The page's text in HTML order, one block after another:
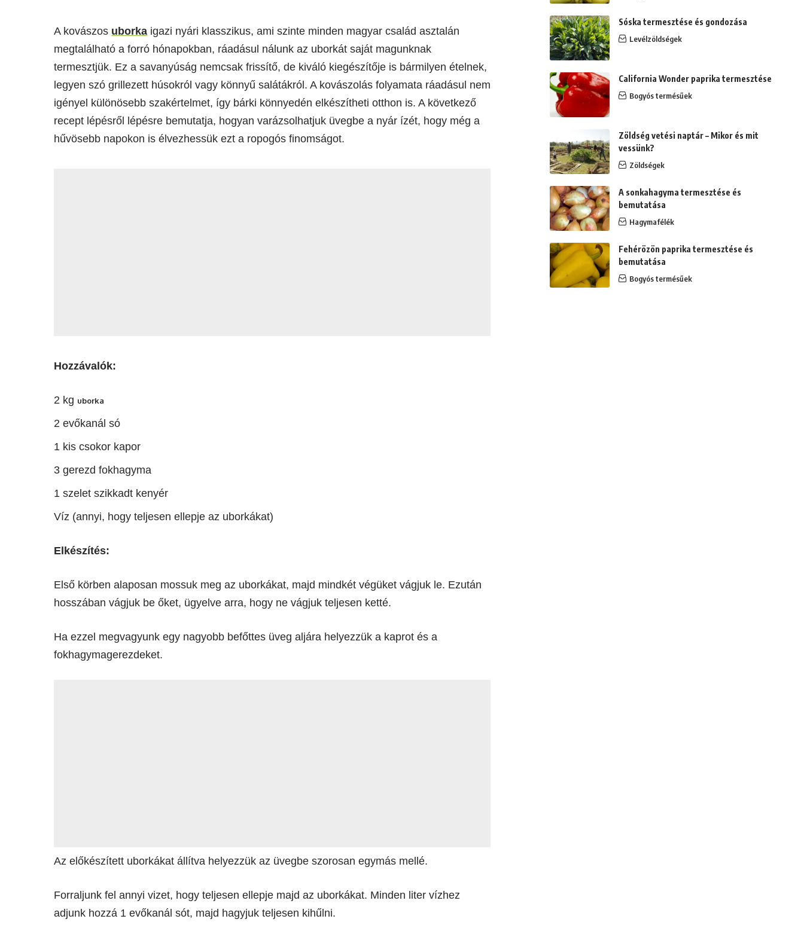
A kovászos uborka igazi nyári klasszikus, ami szinte minden magyar család asztalán
megtalálható a forró hónapokban, ráadásul nálunk az uborkát saját magunknak
termesztjük. Ez a savanyúság nemcsak frissítő, de kiváló kiegészítője is bármilyen ételnek,
legyen szó grillezett húsokról vagy könnyű salátákról. A kovászolás folyamata ráadásul nem
igényel különösebb szakértelmet, így bárki könnyedén elkészítheti otthon is. A következő
recept lépésről lépésre bemutatja, hogyan varázsolhatjuk üvegbe a nyár ízét, hogy még a
hűvösebb napokon is élvezhessük ezt a ropogós finomságot.
Hozzávalók:
2 kg uborka
2 evőkanál só
1 kis csokor kapor
3 gerezd fokhagyma
1 szelet szikkadt kenyér
Víz (annyi, hogy teljesen ellepje az uborkákat)
Elkészítés:
Első körben alaposan mossuk meg az uborkákat, majd mindkét végüket vágjuk le. Ezután
hosszában vágjuk be őket, ügyelve arra, hogy ne vágjuk teljesen ketté.
Ha ezzel megvagyunk egy nagyobb befőttes üveg aljára helyezzük a kaprot és a
fokhagymagerezdeket.
Az előkészített uborkákat állítva helyezzük az üvegbe szorosan egymás mellé.
Forraljunk fel annyi vizet, hogy teljesen ellepje majd az uborkákat. Minden liter vízhez
adjunk hozzá 1 evőkanál sót, majd hagyjuk teljesen kihűlni.
Sóska termesztése és gondozása
Levélzöldségek
California Wonder paprika termesztése
Bogyós termésűek
Zöldség vetési naptár – Mikor és mit
vessünk?
Zöldségek
A sonkahagyma termesztése és
bemutatása
Hagymafélék
Fehérözön paprika termesztése és
bemutatása
Bogyós termésűek